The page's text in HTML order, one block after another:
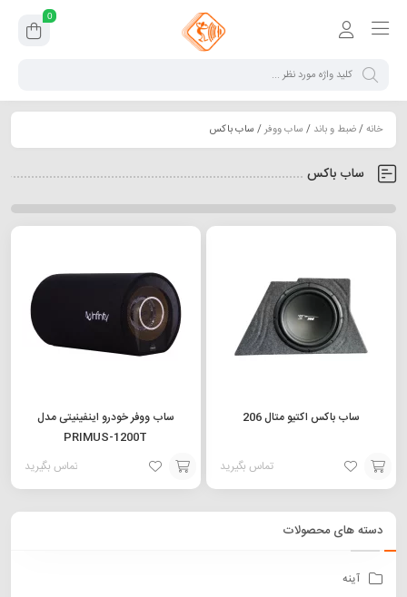
0
خانه/ضبط و باند / ساب ووفر/ ساب باکس
ساب باکس
ساب باکس اکتیو متال 206
تماس بگیرید
افزودن
سبد
ساب ووفر خودرو اینفینیتی مدل
PRIMUS-1200T
تماس بگیرید
افزودن
دسته های محصولات
آینه